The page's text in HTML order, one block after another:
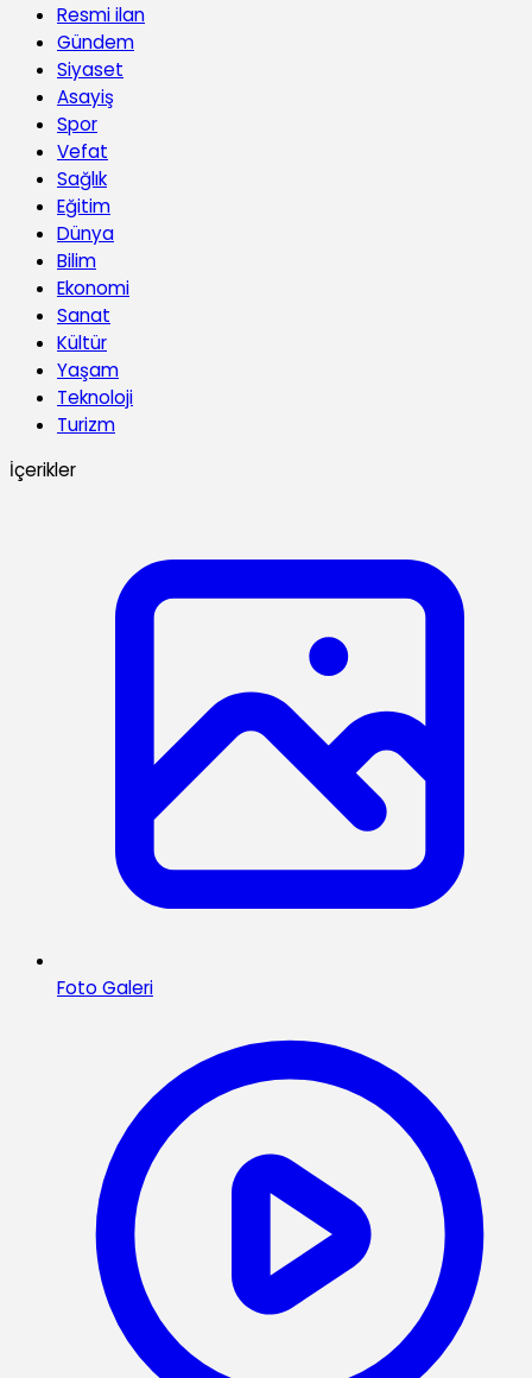
Resmi ilan
Gündem
Siyaset
Asayiş
Spor
Vefat
Sağlık
Eğitim
Dünya
Bilim
Ekonomi
Sanat
Kültür
Yaşam
Teknoloji
Turizm
İçerikler
Foto Galeri